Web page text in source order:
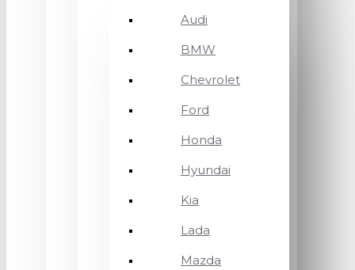
Audi
BMW
Chevrolet
Ford
Honda
Hyundai
Kia
Lada
Mazda